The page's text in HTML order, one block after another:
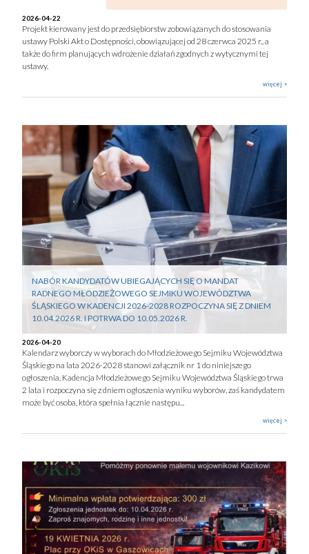
2026-04-22
Projekt kierowany jest do przedsiębiorstw zobowiązanych do stosowania
ustawy Polski Akt o Dostępności, obowiązującej od 28 czerwca 2025 r., a
także do firm planujących wdrożenie działań zgodnych z wytycznymi tej
ustawy.
więcej >
NABÓR KANDYDATÓW UBIEGAJĄCYCH SIĘ O MANDAT
RADNEGO MŁODZIEŻOWEGO SEJMIKU WOJEWÓDZTWA
ŚLĄSKIEGO W KADENCJI 2026-2028 ROZPOCZYNA SIĘ Z DNIEM
10.04.2026 R. I POTRWA DO 10.05.2026 R.
2026-04-20
Kalendarz wyborczy w wyborach do Młodzieżowego Sejmiku Województwa
Śląskiego na lata 2026-2028 stanowi załącznik nr 1 do niniejszego
ogłoszenia. Kadencja Młodzieżowego Sejmiku Województwa Śląskiego trwa
2 lata i rozpoczyna się z dniem ogłoszenia wyniku wyborów, zaś kandydatem
może być osoba, która spełnia łącznie następu...
więcej >